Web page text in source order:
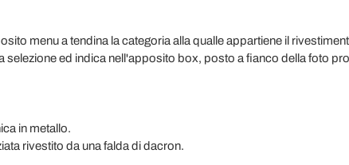
menu a tendina la categoria alla qualle appartiene il
selezione ed indica nell'apposito box, posto a fianco della foto
in metallo.
rivestito da una falda di dacron.